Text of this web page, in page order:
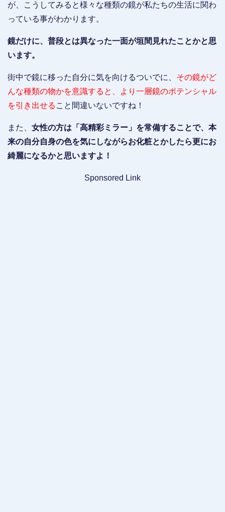
が、こうしてみると様々な種類の鏡が私たちの生活に関わ
っている事がわかります。
鏡だけに、普段とは異なった一面が垣間見れたことかと思
います。
街中で鏡に移った自分に気を向けるついでに、 その鏡がど
んな種類の物かを意識すると、より一層鏡のポテンシャル
を引き出せる こと間違いないですね！
また、 女性の方は「高精彩ミラー」を常備することで、本
来の自分自身の色を気にしながらお化粧とかしたら更にお
綺麗になるかと思いますよ！
Sponsored Link